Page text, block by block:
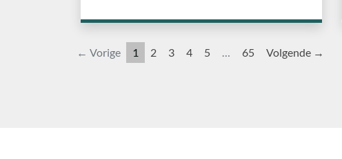
← Vorige 1 2 3 4 5 … 65 Volgende →